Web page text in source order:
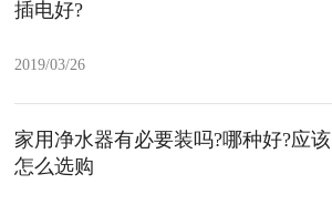
插电好?
2019/03/26
家用净水器有必要装吗?哪种好?应该
怎么选购